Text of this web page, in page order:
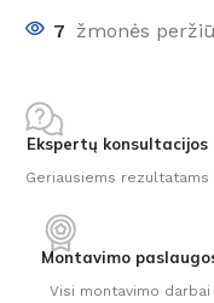
7 žmonės
Ekspertų konsultacijos
Geriausiems rezultatams
Montavimo
Visi montavimo darbai